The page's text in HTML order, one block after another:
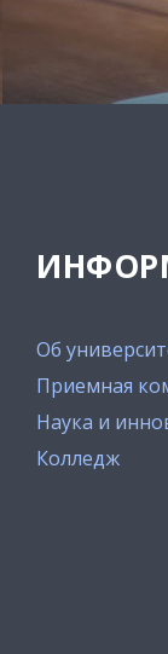
Об
Приемная
Наука и
Колледж